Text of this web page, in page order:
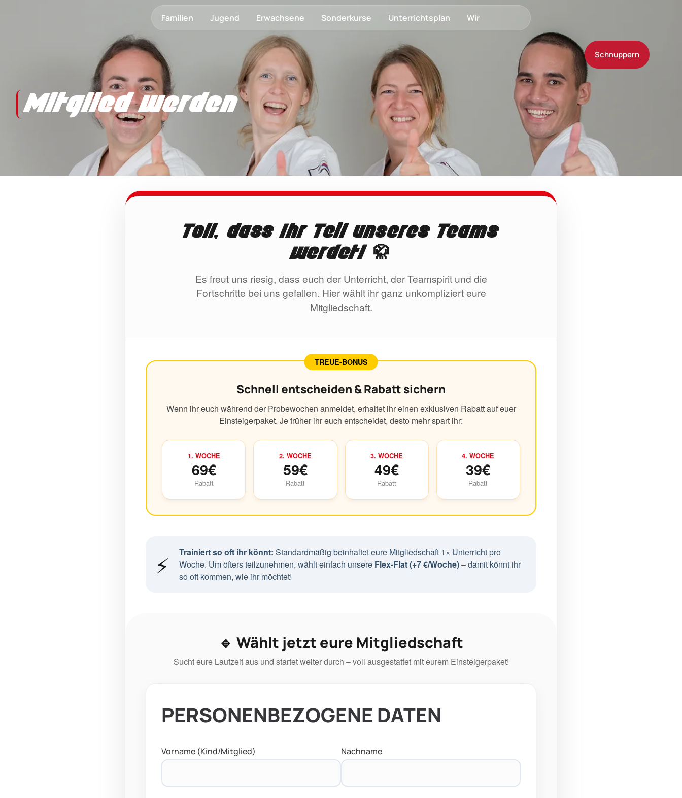
Familien Jugend Erwachsene Sonderkurse Unterrichtsplan Wir
Schnuppern
Mitglied werden
Toll, dass Ihr Teil unseres Teams
werdet! 🥋
Es freut uns riesig, dass euch der Unterricht, der Teamspirit und die
Fortschritte bei uns gefallen. Hier wählt ihr ganz unkompliziert eure
Mitgliedschaft.
TREUE-BONUS
Schnell entscheiden & Rabatt sichern
Wenn ihr euch während der Probewochen anmeldet, erhaltet ihr einen exklusiven Rabatt auf euer
Einsteigerpaket. Je früher ihr euch entscheidet, desto mehr spart ihr:
1. WOCHE
69€
Rabatt
2. WOCHE
59€
Rabatt
3. WOCHE
49€
Rabatt
4. WOCHE
39€
Rabatt
⚡ Trainiert so oft ihr könnt: Standardmäßig beinhaltet eure Mitgliedschaft 1× Unterricht pro
Woche. Um öfters teilzunehmen, wählt einfach unsere Flex-Flat (+7 €/Woche)– damit könnt ihr
so oft kommen, wie ihr möchtet!
🔹 Wählt jetzt eure Mitgliedschaft
Sucht eure Laufzeit aus und startet weiter durch – voll ausgestattet mit eurem Einsteigerpaket!
PERSONENBEZOGENE DATEN
Vorname (Kind/Mitglied) Nachname